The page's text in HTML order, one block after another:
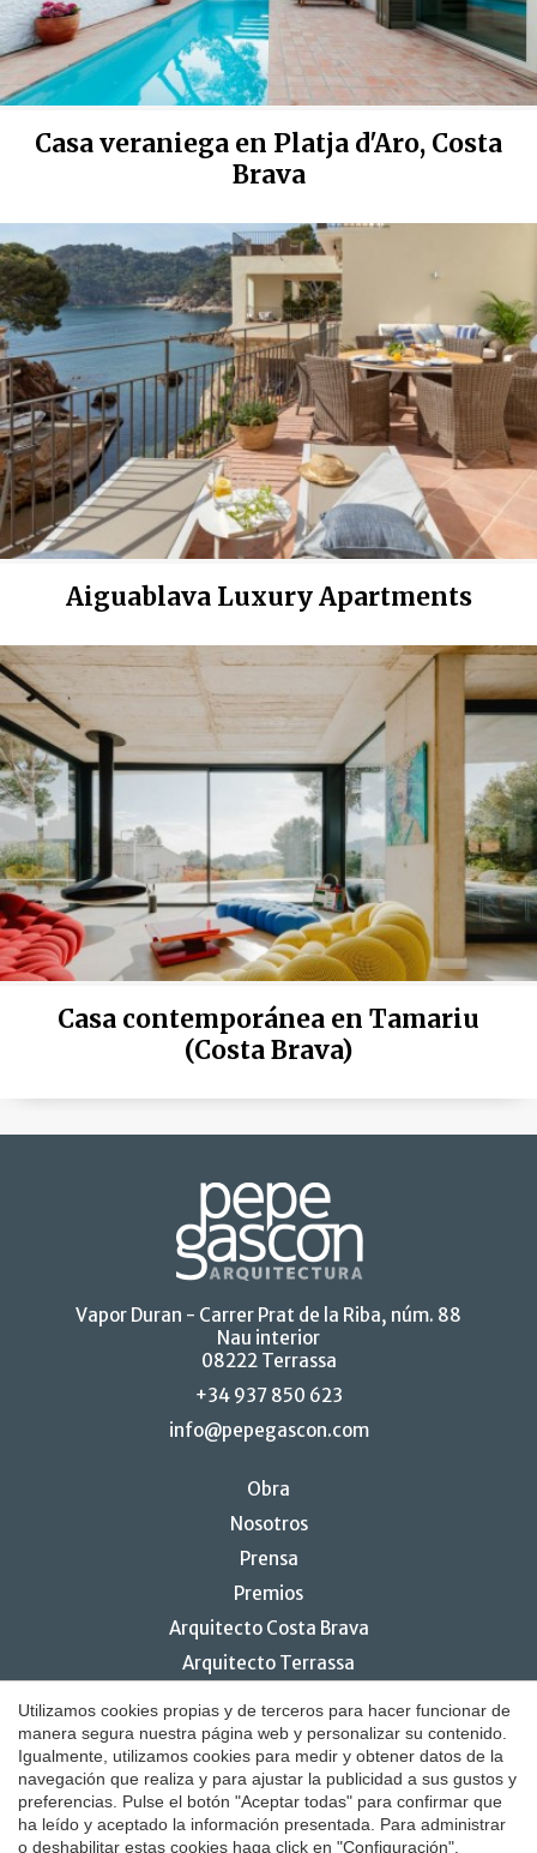
Casa veraniega en Platja d'Aro, Costa
Brava
Aiguablava Luxury Apartments
Casa contemporánea en Tamariu
(Costa Brava)
Vapor Duran - Carrer Prat de la Riba, núm. 88
Nau interior
08222 Terrassa
+34 937 850 623
info@pepegascon.com
Obra
Nosotros
Prensa
Premios
Arquitecto Costa Brava
Arquitecto Terrassa
© 2026 Pepe Gascón Arquitectura
Utilizamos cookies propias y de terceros para hacer funcionar de
manera segura nuestra página web y personalizar su contenido.
Igualmente, utilizamos cookies para medir y obtener datos de la
navegación que realiza y para ajustar la publicidad a sus gustos y
preferencias. Pulse el botón "Aceptar todas" para confirmar que
ha leído y aceptado la información presentada. Para administrar
o deshabilitar estas cookies haga click en "Configuración".
Guardar configuración Aceptar todas